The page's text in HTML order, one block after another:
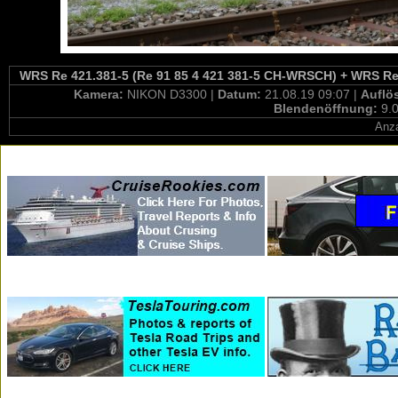
WRS Re 421.381-5 (Re 91 85 4 421 381-5 CH-WRSCH) + WRS
Kamera: NIKON D3300 | Datum: 21.08.19 09:07 |
Blendenöffnung: